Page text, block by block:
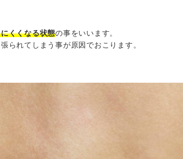
くくなる状態の事をいいます。
られてしまう事が原因でおこります。